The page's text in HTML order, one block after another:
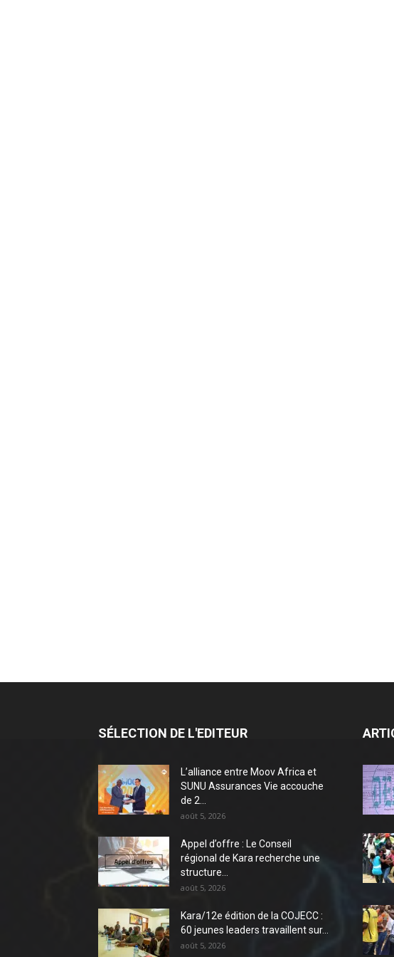
SÉLECTION DE L'EDITEUR
L’alliance entre Moov Africa et
SUNU Assurances Vie accouche
de 2...
août 5, 2026
Appel d’offre : Le Conseil
régional de Kara recherche une
structure...
août 5, 2026
Kara/12e édition de la COJECC :
60 jeunes leaders travaillent sur...
août 5, 2026